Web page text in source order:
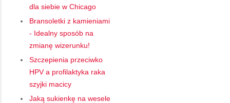
dla siebie w Chicago
Bransoletki z kamieniami
- Idealny sposób na
zmianę wizerunku!
Szczepienia przeciwko
HPV a profilaktyka raka
szyjki macicy
Jaką sukienkę na wesele